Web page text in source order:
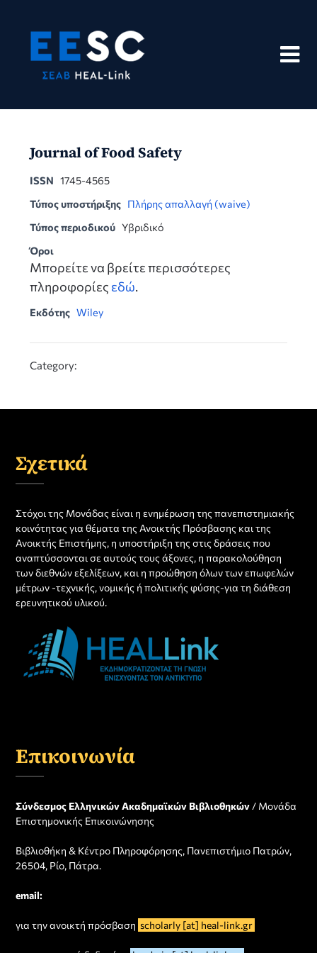
content
Journal of Food Safety
ISSN 1745-4565
Τύπος υποστήριξης Πλήρης απαλλαγή (waive)
Τύπος περιοδικού Υβριδικό
Όροι
Μπορείτε να βρείτε περισσότερες
πληροφορίες εδώ.
Εκδότης Wiley
Category:
Σχετικά
Στόχοι της Μονάδας είναι η ενημέρωση της πανεπιστημιακής
κοινότητας για θέματα της Ανοικτής Πρόσβασης και της
Ανοικτής Επιστήμης, η υποστήριξη της στις δράσεις που
αναπτύσσονται σε αυτούς τους άξονες, η παρακολούθηση
των διεθνών εξελίξεων, και η προώθηση όλων των επωφελών
μέτρων -τεχνικής, νομικής ή πολιτικής φύσης-για τη διάθεση
ερευνητικού υλικού.
Επικοινωνία
Σύνδεσμος Ελληνικών Ακαδημαϊκών Βιβλιοθηκών / Μονάδα
Επιστημονικής Επικοινώνησης
Βιβλιοθήκη & Κέντρο Πληροφόρησης, Πανεπιστήμιο Πατρών,
26504, Ρίο, Πάτρα.
email:
για την ανοικτή πρόσβαση scholarly [at] heal-link.gr